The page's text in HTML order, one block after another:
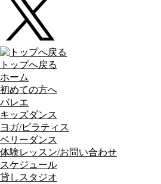
トップへ戻る
ホーム
初めての方へ
バレエ
キッズダンス
ヨガ/ピラティス
ベリーダンス
体験レッスン/お問い合わせ
スケジュール
貸しスタジオ